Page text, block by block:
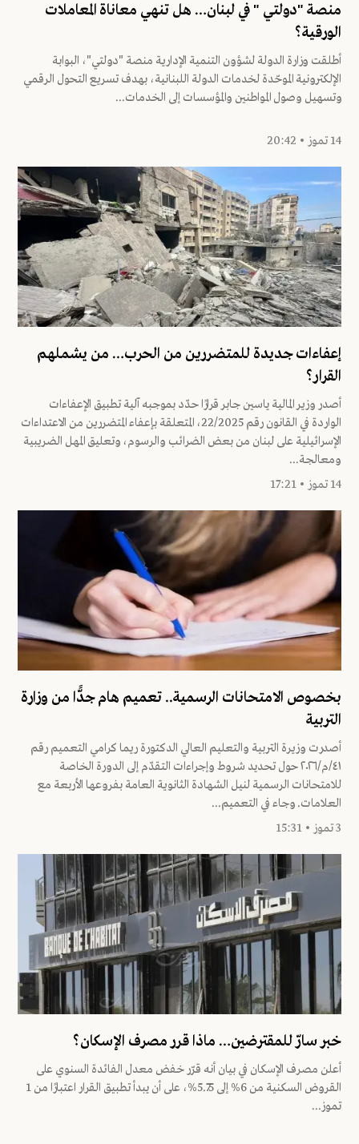
منصة "دولتي " في لبنان… هل تنهي معاناة المعاملات
الورقية؟
أطلقت وزارة الدولة لشؤون التنمية الإدارية منصة "دولتي"، البوابة
الإلكترونية الموحّدة لخدمات الدولة اللبنانية، بهدف تسريع التحول الرقمي
وتسهيل وصول المواطنين والمؤسسات إلى الخدمات...
14 تموز • 20:42
إعفاءات جديدة للمتضررين من الحرب… من يشملهم
القرار؟
أصدر وزير المالية ياسين جابر قرارًا حدّد بموجبه آلية تطبيق الإعفاءات
الواردة في القانون رقم 22/2025، المتعلقة بإعفاء المتضررين من الاعتداءات
الإسرائيلية على لبنان من بعض الضرائب والرسوم، وتعليق المهل الضريبية
ومعالجة...
14 تموز • 17:21
بخصوص الامتحانات الرسمية.. تعميم هام جدًّا من وزارة
التربية
أصدرت وزيرة التربية والتعليم العالي الدكتورة ريما كرامي التعميم رقم
٤١/م/٢٠٢٦ حول تحديد شروط وإجراءات التقدّم إلى الدورة الخاصة
للامتحانات الرسمية لنيل الشهادة الثانوية العامة بفروعها الأربعة مع
العلامات. وجاء في التعميم...
3 تموز • 15:31
خبر سارّ للمقترضين… ماذا قرر مصرف الإسكان؟
أعلن مصرف الإسكان في بيان أنه قرّر خفض معدل الفائدة السنوي على
القروض السكنية من 6% إلى 5.75%، على أن يبدأ تطبيق القرار اعتبارًا من 1
تموز...